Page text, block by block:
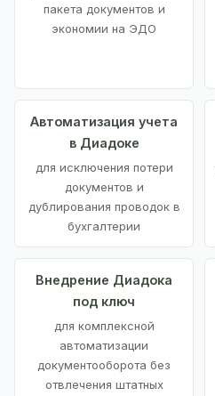
пакета документов и
экономии на ЭДО
Автоматизация учета
в Диадоке
для исключения потери
документов и
дублирования проводок в
бухгалтерии
Внедрение Диадока
под ключ
для комплексной
автоматизации
документооборота без
отвлечения штатных